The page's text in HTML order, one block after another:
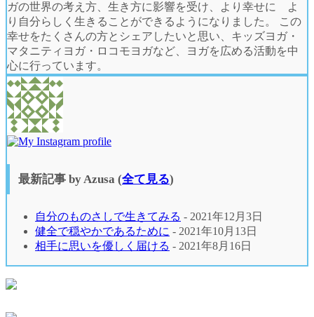
ガの世界の考え方、生き方に影響を受け、より幸せに よ
り自分らしく生きることができるようになりました。 この
幸せをたくさんの方とシェアしたいと思い、キッズヨガ・
マタニティヨガ・ロコモヨガなど、ヨガを広める活動を中
心に行っています。
最新記事 by Azusa (全て見る)
自分のものさしで生きてみる - 2021年12月3日
健全で穏やかであるために - 2021年10月13日
相手に思いを優しく届ける - 2021年8月16日